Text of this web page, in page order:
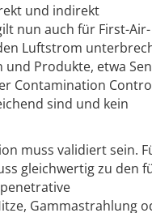
und indirekt
nun auch für First-Air-
Luftstrom
Produkte, etwa
Contamination
sind und kein
muss validiert sein.
gleichwertig zu den
Gammastrahlung